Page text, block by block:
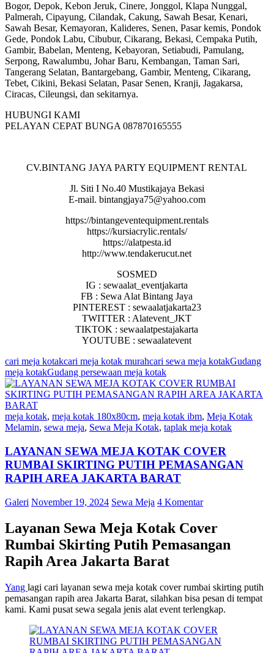
Bogor, Depok, Kebon Jeruk, Cinere, Jonggol, Klapa Nunggal,
Palmerah, Cipayung, Cilandak, Cakung, Sawah Besar, Kenari,
Sawah Besar, Kemayoran, Kalideres, Senen, Pasar kemis, Pondok
Gede, Pondok Labu, Cibubur, Cikarang, Bekasi, Cempaka Putih,
Gambir, Babelan, Menteng, Kebayoran, Setiabudi, Pamulang,
Serpong, Rawalumbu, Johar Baru, Kembangan, Taman Sari,
Tangerang Selatan, Bantargebang, Gambir, Menteng, Cikarang,
Tebet, Cikini, Bekasi Selatan, Pasar Senen, Kranji, Jagakarsa,
Ciracas, Cileungsi, dan sekitarnya.
HUBUNGI KAMI
PELAYAN CEPAT BUNGA 087870165555
CV.BINTANG JAYA PARTY EQUIPMENT RENTAL
Jl. Siti I No.40 Mustikajaya Bekasi
E-mail. bintangjaya75@yahoo.com
https://bintangeventequipment.rentals
https://kursiacrylic.rentals/
https://alatpesta.id
http://www.tendakerucut.net
SOSMED
IG : sewaalat_eventjakarta
FB : Sewa Alat Bintang Jaya
PINTEREST : sewaalatjakarta23
TWITTER : Alatevent_JKT
TIKTOK : sewaalatpestajakarta
YOUTUBE : sewaalatevent
cari meja kotakcari meja kotak murahcari sewa meja kotakGudang
meja kotakGudang persewaan meja kotak
meja kotak, meja kotak 180x80cm, meja kotak ibm, Meja Kotak
Melamin, sewa meja, Sewa Meja Kotak, taplak meja kotak
LAYANAN SEWA MEJA KOTAK COVER
RUMBAI SKIRTING PUTIH PEMASANGAN
RAPIH AREA JAKARTA BARAT
Galeri November 19, 2024 Sewa Meja 4 Komentar
Layanan Sewa Meja Kotak Cover
Rumbai Skirting Putih Pemasangan
Rapih Area Jakarta Barat
Yang lagi cari layanan sewa meja kotak cover rumbai skirting putih
pemasangan rapih area Jakarta Barat, silahkan bisa pesan di tempat
kami. Kami pusat sewa segala jenis alat event terlengkap.